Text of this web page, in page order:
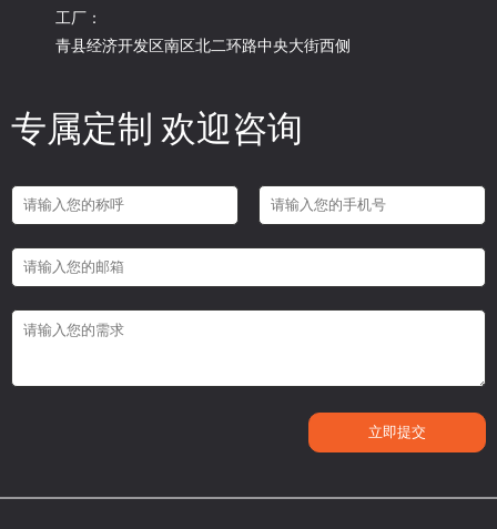
工厂：
青县经济开发区南区北二环路中央大街西侧
专属定制 欢迎咨询